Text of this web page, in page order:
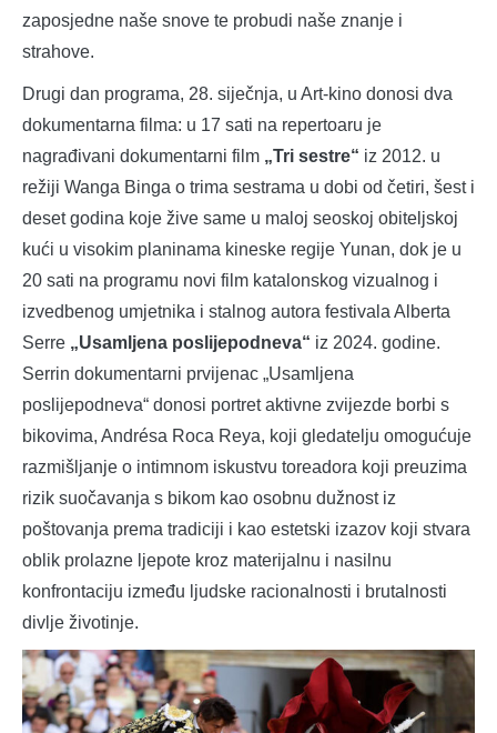
zaposjedne naše snove te probudi naše znanje i
strahove.
Drugi dan programa, 28. siječnja, u Art-kino donosi dva
dokumentarna filma: u 17 sati na repertoaru je
nagrađivani dokumentarni film „Tri sestre“ iz 2012. u
režiji Wanga Binga o trima sestrama u dobi od četiri, šest i
deset godina koje žive same u maloj seoskoj obiteljskoj
kući u visokim planinama kineske regije Yunan, dok je u
20 sati na programu novi film katalonskog vizualnog i
izvedbenog umjetnika i stalnog autora festivala Alberta
Serre „Usamljena poslijepodneva“ iz 2024. godine.
Serrin dokumentarni prvijenac „Usamljena
poslijepodneva“ donosi portret aktivne zvijezde borbi s
bikovima, Andrésa Roca Reya, koji gledatelju omogućuje
razmišljanje o intimnom iskustvu toreadora koji preuzima
rizik suočavanja s bikom kao osobnu dužnost iz
poštovanja prema tradiciji i kao estetski izazov koji stvara
oblik prolazne ljepote kroz materijalnu i nasilnu
konfrontaciju između ljudske racionalnosti i brutalnosti
divlje životinje.